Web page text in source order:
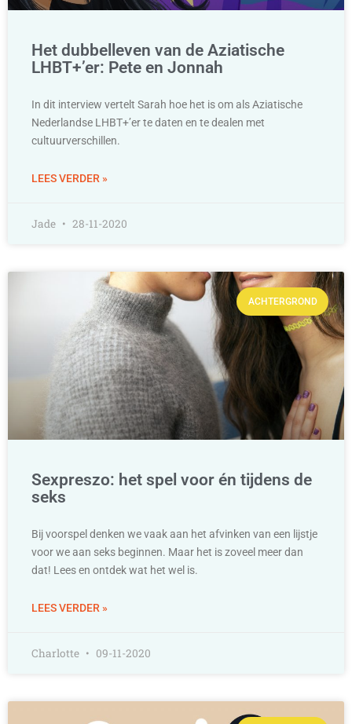
Het dubbelleven van de Aziatische
LHBT+’er: Pete en Jonnah
In dit interview vertelt Sarah hoe het is om als Aziatische
Nederlandse LHBT+’er te daten en te dealen met
cultuurverschillen.
LEES VERDER »
Jade 28-11-2020
ACHTERGROND
Sexpreszo: het spel voor én tijdens de
seks
Bij voorspel denken we vaak aan het afvinken van een lijstje
voor we aan seks beginnen. Maar het is zoveel meer dan
dat! Lees en ontdek wat het wel is.
LEES VERDER »
Charlotte 09-11-2020